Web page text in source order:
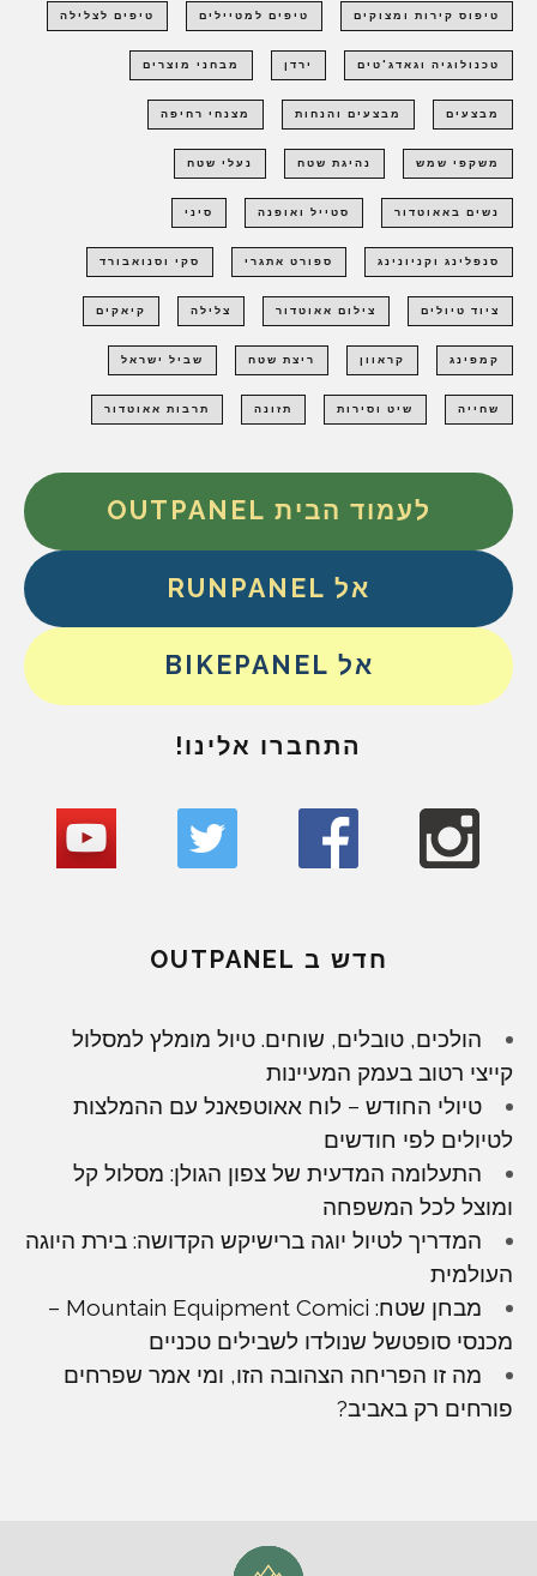
טיפוס קירות ומצוקים טיפים למטיילים טיפים לצלילה
טכנולוגיה וגאדג'טים ירדן מבחני מוצרים
מבצעים מבצעים והנחות מצנחי רחיפה
משקפי שמש נהיגת שטח נעלי שטח
נשים באאוטדור סטייל ואופנה סיני
סנפלינג וקניונינג ספורט אתגרי סקי וסנואבורד
ציוד טיולים צילום אאוטדור צלילה קיאקים
קמפינג קראוון ריצת שטח שביל ישראל
שחייה שיט וסירות תזונה תרבות אאוטדור
לעמוד הבית OUTPANEL
אל RUNPANEL
אל BIKEPANEL
התחברו אלינו!
חדש ב OUTPANEL
הולכים, טובלים, שוחים. טיול מומלץ למסלול
קייצי רטוב בעמק המעיינות
טיולי החודש – לוח אאוטפאנל עם ההמלצות
לטיולים לפי חודשים
התעלומה המדעית של צפון הגולן: מסלול קל
ומוצל לכל המשפחה
המדריך לטיול יוגה ברישיקש הקדושה: בירת היוגה
העולמית
מבחן שטח: Mountain Equipment Comici –
מכנסי סופטשל שנולדו לשבילים טכניים
מה זו הפריחה הצהובה הזו, ומי אמר שפרחים
פורחים רק באביב?